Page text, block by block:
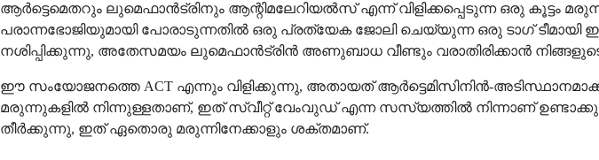
ആർട്ടെമെതറും ലുമെഫാൻട്രിനും ആന്റിമലേറിയൽസ് എന്ന് വിളിക്കപ്പെടുന്ന ഒരു
പരാന്നഭോജിയുമായി പോരാടുന്നതിൽ ഒരു പ്രത്യേക ജോലി ചെയ്യുന്ന ഒരു ടാഗ് ടീമായി
നശിപ്പിക്കുന്നു, അതേസമയം ലുമെഫാൻട്രിൻ അണുബാധ വീണ്ടും വരാതിരിക്കാൻ
ഈ സംയോജനത്തെ ACT എന്നും വിളിക്കുന്നു, അതായത് ആർട്ടെമിസിനിൻ-
മരുന്നുകളിൽ നിന്നുള്ളതാണ്, ഇത് സ്വീറ്റ് വേംവുഡ് എന്ന സസ്യത്തിൽ നിന്നാണ്
തീർക്കുന്നു, ഇത് ഏതൊരു മരുന്നിനേക്കാളും ശക്തമാണ്.